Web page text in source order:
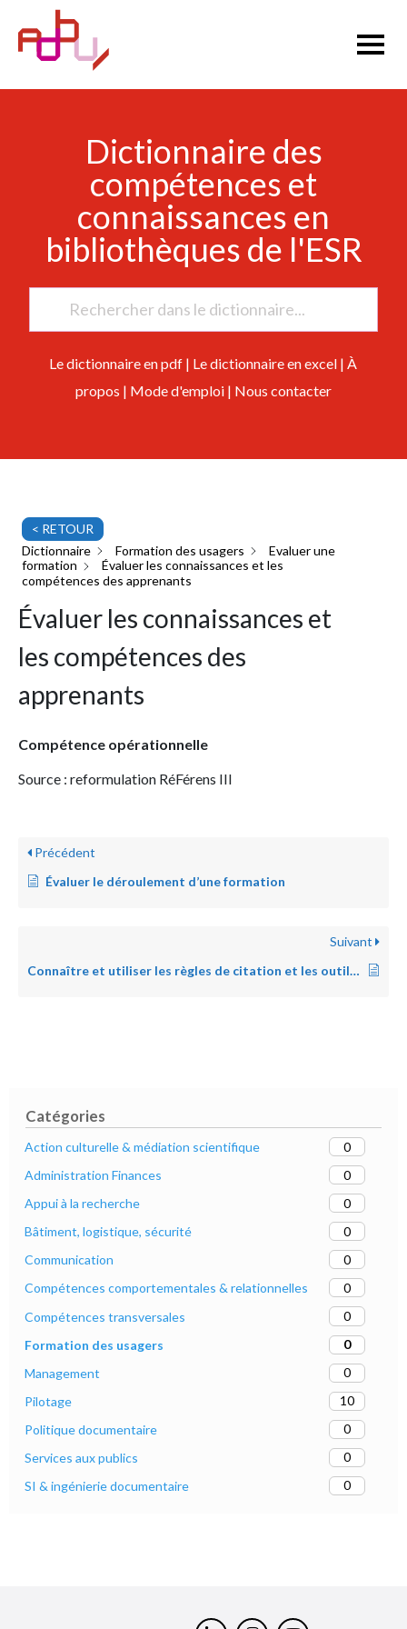
Dictionnaire des
compétences et
connaissances en
bibliothèques de l'ESR
Le dictionnaire en pdf | Le dictionnaire en excel |À
propos | Mode d'emploi| Nous contacter
Catégories
Action culturelle & médiation scientifique
0
Administration Finances
0
Appui à la recherche
0
Bâtiment, logistique, sécurité
0
Communication
0
Compétences comportementales & relationnelles
0
Compétences transversales
0
Formation des usagers
0
Management
0
Pilotage
10
Politique documentaire
0
Services aux publics
0
SI & ingénierie documentaire
0
< RETOUR
Dictionnaire
Formation des usagers
Evaluer une
formation
Évaluer les connaissances et les
compétences des apprenants
Évaluer les connaissances et
les compétences des
apprenants
Compétence opérationnelle
Source : reformulation RéFérens III
Précédent
Évaluer le déroulement d’une formation
Suivant
Connaître et utiliser les règles de citation et les outils de gestion de références bibliographiques